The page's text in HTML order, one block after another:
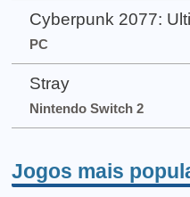
Cyberpunk 2077:
PC
Stray
Nintendo Switch 2
Jogos mais